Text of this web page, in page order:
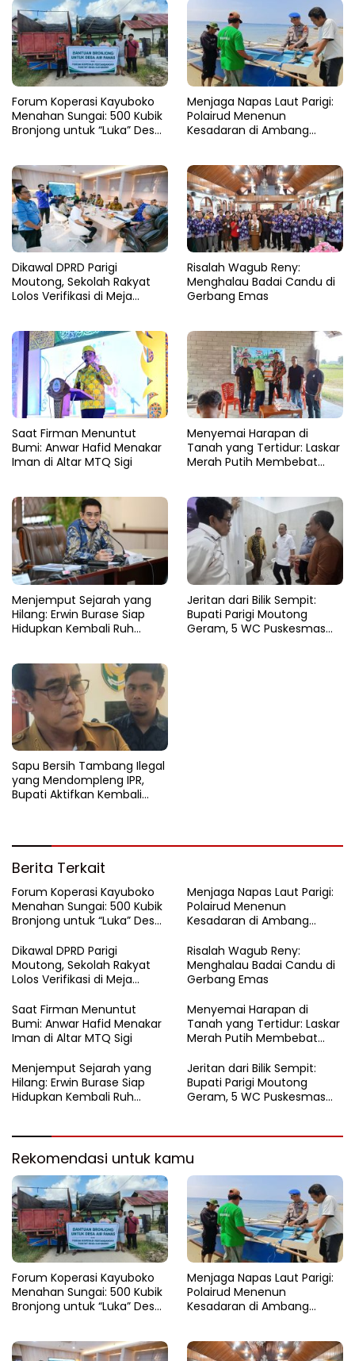
Forum Koperasi Kayuboko
Menahan Sungai: 500 Kubik
Bronjong untuk “Luka” Desa
​Menjaga Napas Laut Parigi:
Polairud Menenun
Kesadaran di Ambang
Dikawal DPRD Parigi
Moutong, Sekolah Rakyat
Lolos Verifikasi di Meja
Risalah Wagub Reny:
Menghalau Badai Candu di
Gerbang Emas
Saat Firman Menuntut
Bumi: Anwar Hafid Menakar
Iman di Altar MTQ Sigi
Menyemai Harapan di
Tanah yang Tertidur: Laskar
Merah Putih Membebat
Menjemput Sejarah yang
Hilang: Erwin Burase Siap
Hidupkan Kembali Ruh
Kuliner Parigi
Jeritan dari Bilik Sempit:
Bupati Parigi Moutong
Geram, 5 WC Puskesmas
Sapu Bersih Tambang Ilegal
yang Mendompleng IPR,
Bupati Aktifkan Kembali
Berita Terkait
Forum Koperasi Kayuboko
Menahan Sungai: 500 Kubik
Bronjong untuk “Luka” Desa
​Menjaga Napas Laut Parigi:
Polairud Menenun
Kesadaran di Ambang
Dikawal DPRD Parigi
Moutong, Sekolah Rakyat
Lolos Verifikasi di Meja
Risalah Wagub Reny:
Menghalau Badai Candu di
Gerbang Emas
Saat Firman Menuntut
Bumi: Anwar Hafid Menakar
Iman di Altar MTQ Sigi
Menyemai Harapan di
Tanah yang Tertidur: Laskar
Merah Putih Membebat
Menjemput Sejarah yang
Hilang: Erwin Burase Siap
Hidupkan Kembali Ruh
Kuliner Parigi
Jeritan dari Bilik Sempit:
Bupati Parigi Moutong
Geram, 5 WC Puskesmas
Rekomendasi untuk kamu
Forum Koperasi Kayuboko
Menahan Sungai: 500 Kubik
Bronjong untuk “Luka” Desa
​Menjaga Napas Laut Parigi:
Polairud Menenun
Kesadaran di Ambang